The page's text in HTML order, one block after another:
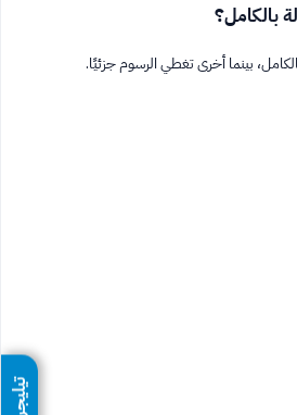
بالكامل؟
بينما أخرى تغطي الرسوم جزئيًا.